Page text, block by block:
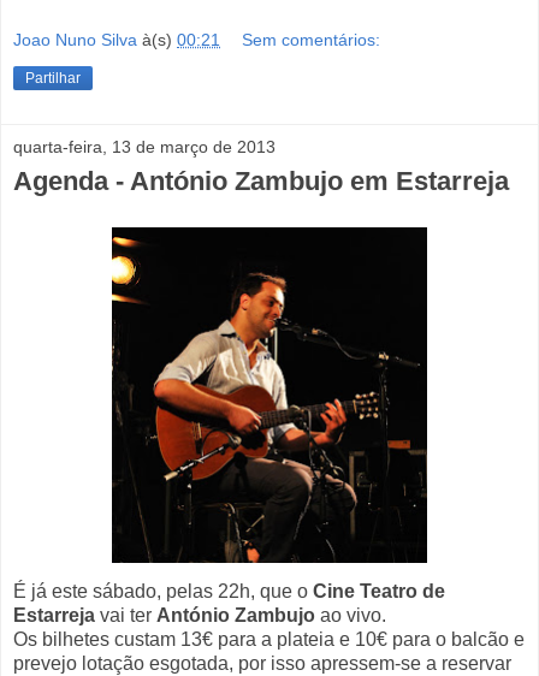
Joao Nuno Silva à(s) 00:21 Sem comentários:
Partilhar
quarta-feira, 13 de março de 2013
Agenda - António Zambujo em Estarreja
É já este sábado, pelas 22h, que o Cine Teatro de
Estarreja vai ter António Zambujo ao vivo.
Os bilhetes custam 13€ para a plateia e 10€ para o balcão e
prevejo lotação esgotada, por isso apressem-se a reservar